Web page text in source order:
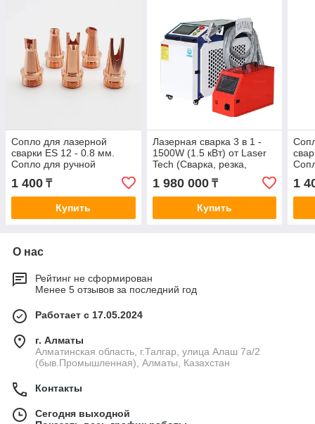
Сопло для лазерной
сварки ES 12 - 0.8 мм.
Сопло для ручной
лазерной сварки
1 400 ₸
Купить
Лазерная сварка 3 в 1 -
1500W (1.5 кВт) от Laser
Tech (Сварка, резка,
очистка). Аппарат для
лазерной сварки
1 980 000₸
Купить
1
О нас
Рейтинг не сформирован
Менее 5 отзывов за последний год
Работает с 17.05.2024
г. Алматы
Алматинская область, г.Талгар, улица Алаш 7а/2
(быв.Промышленная), Алматы, Казахстан
Контакты
Сегодня выходной